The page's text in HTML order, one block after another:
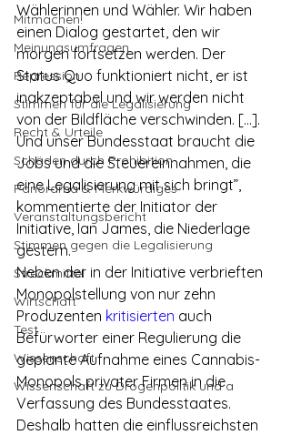
Mitmachen!
Meinungsumfragen
Repression
Stimmen für die Legalisierung
Recht & Urteile
Schäden durch Prohibition
Panorama & Merkwürdiges
Veranstaltungsbericht
Stimmen gegen die Legalisierung
Streckmittel
Wirtschaft
Test
Wissenschaft
Wissenschaft zu Drogenpolitik und a
Wählerinnen und Wähler. Wir haben
einen Dialog gestartet, den wir
morgen fortsetzen werden. Der
Status Quo funktioniert nicht, er ist
inakzeptabel und wir werden nicht
von der Bildfläche verschwinden. […].
Und unser Bundesstaat braucht die
Jobs und die Steuereinnahmen, die
eine Legalisierung mit sich bringt”,
kommentierte der Initiator der
Initiative, Ian James, die Niederlage
gestern.
Neben der in der Initiative verbrieften
Monopolstellung von nur zehn
Produzenten kritisierten auch
Befürworter einer Regulierung die
geplante Aufnahme eines Cannabis-
Monopols privater Firmen in die
Verfassung des Bundesstaates.
Deshalb hatten die einflussreichsten